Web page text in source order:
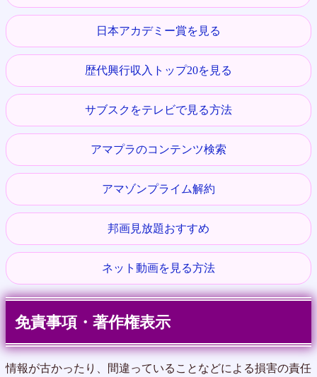
日本アカデミー賞を見る
歴代興行収入トップ20を見る
サブスクをテレビで見る方法
アマプラのコンテンツ検索
アマゾンプライム解約
邦画見放題おすすめ
ネット動画を見る方法
免責事項・著作権表示
情報が古かったり、間違っていることなどによる損害の責任